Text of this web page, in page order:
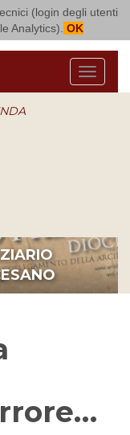
(login degli utenti
Analytics). OK
Menu